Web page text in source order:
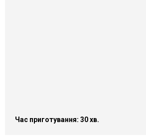
Час приготування: 30 хв.